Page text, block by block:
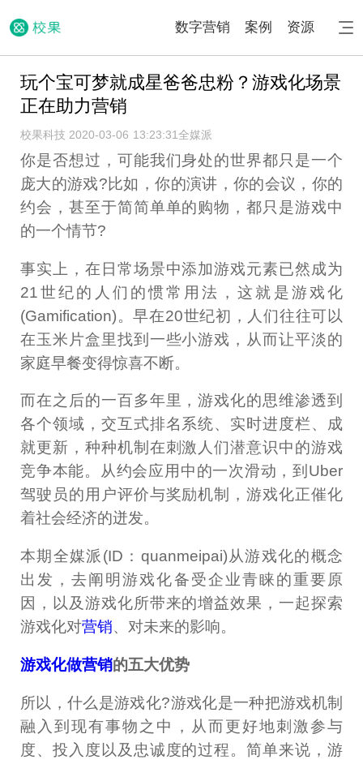
数字营销 案例 资源
玩个宝可梦就成星爸爸忠粉？游戏化场景
正在助力营销
校果科技 2020-03-06 13:23:31全媒派
你是否想过，可能我们身处的世界都只是一个
庞大的游戏?比如，你的演讲，你的会议，你的
约会，甚至于简简单单的购物，都只是游戏中
的一个情节?
事实上，在日常场景中添加游戏元素已然成为
21世纪的人们的惯常用法，这就是游戏化
(Gamification)。早在20世纪初，人们往往可以
在玉米片盒里找到一些小游戏，从而让平淡的
家庭早餐变得惊喜不断。
而在之后的一百多年里，游戏化的思维渗透到
各个领域，交互式排名系统、实时进度栏、成
就更新，种种机制在刺激人们潜意识中的游戏
竞争本能。从约会应用中的一次滑动，到Uber
驾驶员的用户评价与奖励机制，游戏化正催化
着社会经济的迸发。
本期全媒派(ID：quanmeipai)从游戏化的概念
出发，去阐明游戏化备受企业青睐的重要原
因，以及游戏化所带来的增益效果，一起探索
游戏化对营销、对未来的影响。
游戏化做营销的五大优势
所以，什么是游戏化?游戏化是一种把游戏机制
融入到现有事物之中，从而更好地刺激参与
度、投入度以及忠诚度的过程。简单来说，游